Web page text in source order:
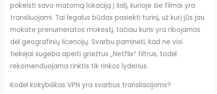
pakeisti savo matomą lokaciją į šalį, kurioje šie filmai yra
transliuojami. Tai legalus būdas pasiekti turinį, už kurį jūs jau
mokate prenumeratos mokestį, tačiau kuris yra ribojamas
dėl geografinių licencijų. Svarbu paminėti, kad ne visi
tiekėjai sugeba apeiti griežtus „Netflix“ filtrus, todėl
rekomenduojama rinktis tik rinkos lyderius.
Kodėl kokybiškas VPN yra svarbus transliacijoms?